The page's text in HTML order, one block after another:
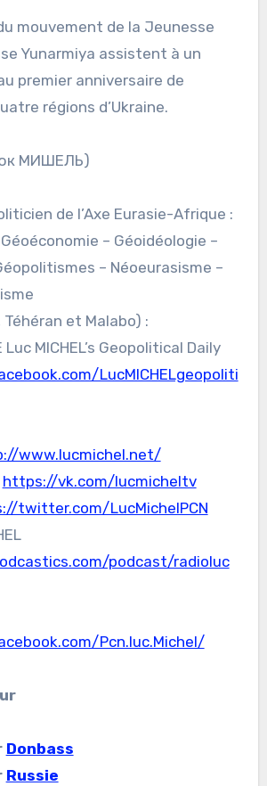
mouvement de la Jeunesse
Yunarmiya assistent à un
premier anniversaire de
régions d’Ukraine.
МИШЕЛЬ)
de l’Axe Eurasie-Afrique :
– Géoidéologie –
– Néoeurasisme –
Téhéran et Malabo) :
Luc MICHEL’s Geopolitical Daily
LucMICHELgeopoliti
www.lucmichel.net/
https://vk.com/lucmicheltv
twitter.com/LucMichelPCN
podcast/radioluc
Pcn.luc.Michel/
Donbass
Russie